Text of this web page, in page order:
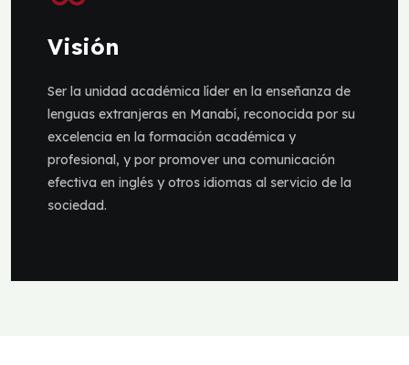
Visión
Ser la unidad académica líder en la enseñanza de
lenguas extranjeras en Manabí, reconocida por su
excelencia en la formación académica y
profesional, y por promover una comunicación
efectiva en inglés y otros idiomas al servicio de la
sociedad.